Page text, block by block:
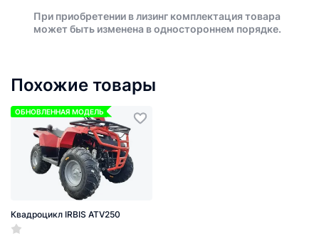
При приобретении в лизинг комплектация товара
может быть изменена в одностороннем порядке.
Похожие товары
ОБНОВЛЕННАЯ МОДЕЛЬ
Квадроцикл IRBIS ATV250